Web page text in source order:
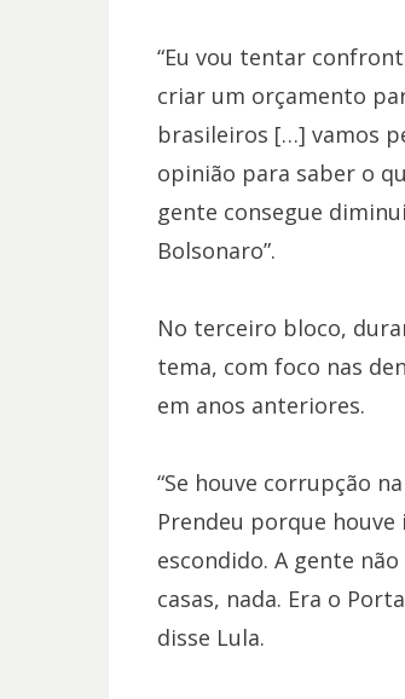
“Eu vou tentar
criar um orçamento
brasileiros […] vamos
opinião para saber o
gente consegue
Bolsonaro”.
No terceiro bloco,
tema, com foco nas
em anos anteriores.
“Se houve corrupção
Prendeu porque
escondido. A gente
casas, nada. Era o
disse Lula.